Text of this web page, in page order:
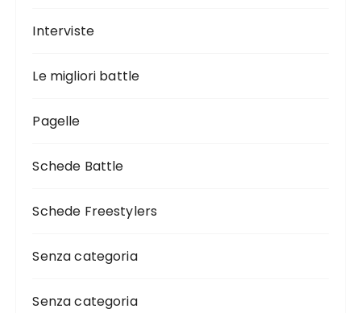
Interviste
Le migliori battle
Pagelle
Schede Battle
Schede Freestylers
Senza categoria
Senza categoria